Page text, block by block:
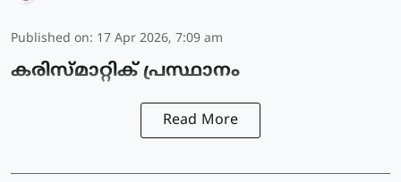
Published on: 17 Apr 2026, 7:09 am
കരിസ്‌മാറ്റിക് പ്രസ്ഥാനം
Read More